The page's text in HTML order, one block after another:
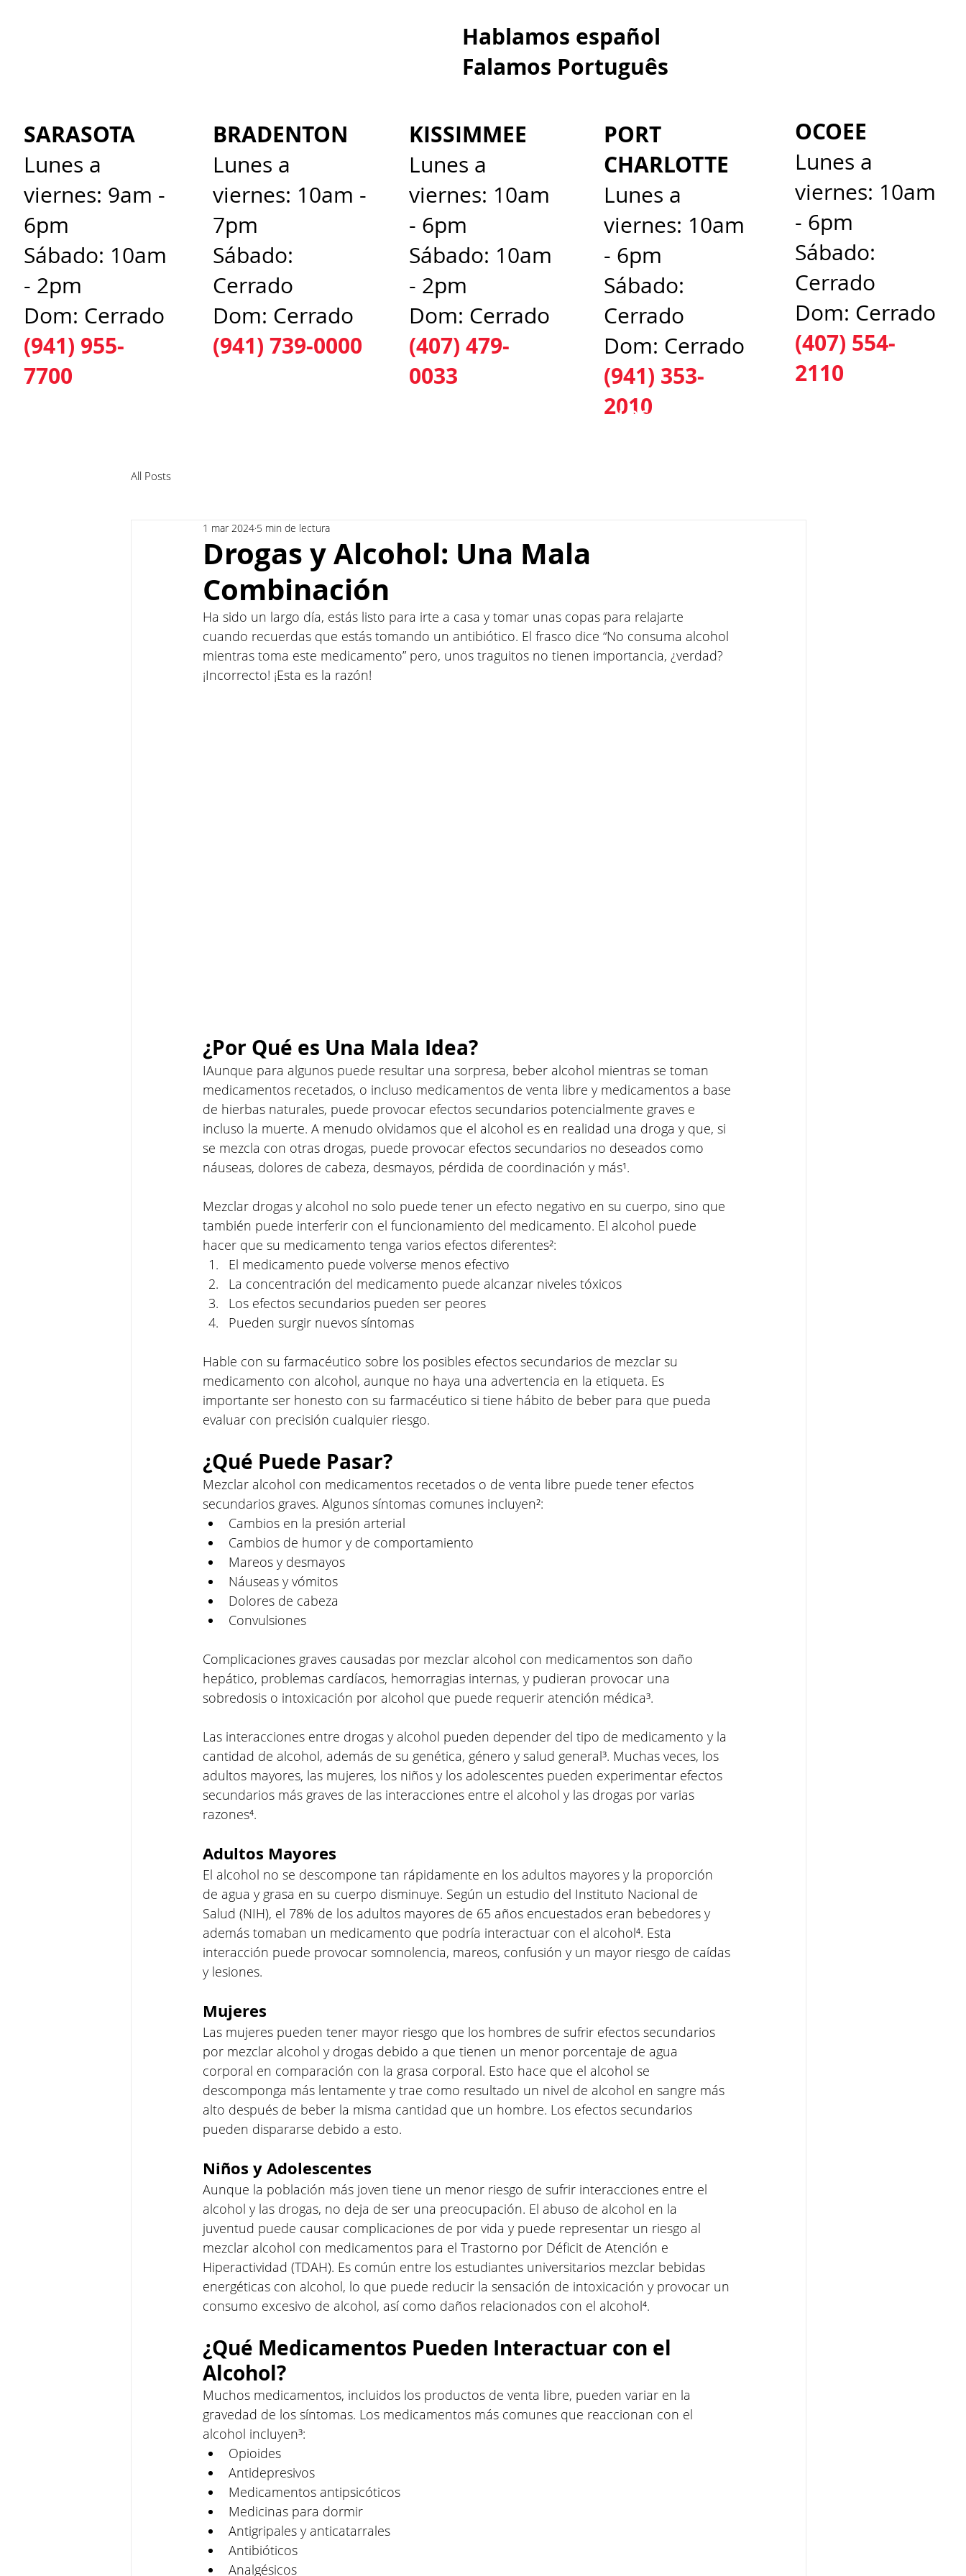
BRADENTON
Lunes a
viernes: 10am -
7pm
Sábado:
Cerrado
Dom: Cerrado
(941) 739-0000
KISSIMMEE
Lunes a
viernes: 10am
- 6pm
Sábado: 10am
- 2pm
Dom: Cerrado
(407) 479-
0033
SARASOTA
Lunes a
viernes: 9am -
6pm
Sábado: 10am
- 2pm
Dom: Cerrado
(941) 955-
7700
PORT
CHARLOTTE
Lunes a
viernes: 10am
- 6pm
Sábado:
Cerrado
Dom: Cerrado
(941) 353-
2010
OCOEE
Lunes a
viernes: 10am
- 6pm
Sábado:
Cerrado
Dom: Cerrado
(407) 554-
2110
Hablamos español
Falamos Português​
LOCALIZACIONES
All Posts
Drogas y Alcohol: Una Mala
Combinación
1 mar 2024 5 min de lectura
Ha sido un largo día, estás listo para irte a casa y tomar unas copas para relajarte
cuando recuerdas que estás tomando un antibiótico. El frasco dice “No consuma alcohol
mientras toma este medicamento” pero, unos traguitos no tienen importancia, ¿verdad?
¡Incorrecto! ¡Esta es la razón!
¿Por Qué es Una Mala Idea?
IAunque para algunos puede resultar una sorpresa, beber alcohol mientras se toman
medicamentos recetados, o incluso medicamentos de venta libre y medicamentos a base
de hierbas naturales, puede provocar efectos secundarios potencialmente graves e
incluso la muerte. A menudo olvidamos que el alcohol es en realidad una droga y que, si
se mezcla con otras drogas, puede provocar efectos secundarios no deseados como
náuseas, dolores de cabeza, desmayos, pérdida de coordinación y más¹.
Mezclar drogas y alcohol no solo puede tener un efecto negativo en su cuerpo, sino que
también puede interferir con el funcionamiento del medicamento. El alcohol puede
hacer que su medicamento tenga varios efectos diferentes²:
El medicamento puede volverse menos efectivo
La concentración del medicamento puede alcanzar niveles tóxicos
Los efectos secundarios pueden ser peores
Pueden surgir nuevos síntomas
Hable con su farmacéutico sobre los posibles efectos secundarios de mezclar su
medicamento con alcohol, aunque no haya una advertencia en la etiqueta. Es
importante ser honesto con su farmacéutico si tiene hábito de beber para que pueda
evaluar con precisión cualquier riesgo.
¿Qué Puede Pasar?
Mezclar alcohol con medicamentos recetados o de venta libre puede tener efectos
secundarios graves. Algunos síntomas comunes incluyen²:
Cambios en la presión arterial
Cambios de humor y de comportamiento
Mareos y desmayos
Náuseas y vómitos
Dolores de cabeza
Convulsiones
Complicaciones graves causadas por mezclar alcohol con medicamentos son daño
hepático, problemas cardíacos, hemorragias internas, y pudieran provocar una
sobredosis o intoxicación por alcohol que puede requerir atención médica³.
Las interacciones entre drogas y alcohol pueden depender del tipo de medicamento y la
cantidad de alcohol, además de su genética, género y salud general³. Muchas veces, los
adultos mayores, las mujeres, los niños y los adolescentes pueden experimentar efectos
secundarios más graves de las interacciones entre el alcohol y las drogas por varias
razones⁴.
Adultos Mayores
El alcohol no se descompone tan rápidamente en los adultos mayores y la proporción
de agua y grasa en su cuerpo disminuye. Según un estudio del Instituto Nacional de
Salud (NIH), el 78% de los adultos mayores de 65 años encuestados eran bebedores y
además tomaban un medicamento que podría interactuar con el alcohol⁴. Esta
interacción puede provocar somnolencia, mareos, confusión y un mayor riesgo de caídas
y lesiones.
Mujeres
Las mujeres pueden tener mayor riesgo que los hombres de sufrir efectos secundarios
por mezclar alcohol y drogas debido a que tienen un menor porcentaje de agua
corporal en comparación con la grasa corporal. Esto hace que el alcohol se
descomponga más lentamente y trae como resultado un nivel de alcohol en sangre más
alto después de beber la misma cantidad que un hombre. Los efectos secundarios
pueden dispararse debido a esto.
Niños y Adolescentes
Aunque la población más joven tiene un menor riesgo de sufrir interacciones entre el
alcohol y las drogas, no deja de ser una preocupación. El abuso de alcohol en la
juventud puede causar complicaciones de por vida y puede representar un riesgo al
mezclar alcohol con medicamentos para el Trastorno por Déficit de Atención e
Hiperactividad (TDAH). Es común entre los estudiantes universitarios mezclar bebidas
energéticas con alcohol, lo que puede reducir la sensación de intoxicación y provocar un
consumo excesivo de alcohol, así como daños relacionados con el alcohol⁴.
¿Qué Medicamentos Pueden Interactuar con el
Alcohol?
Muchos medicamentos, incluidos los productos de venta libre, pueden variar en la
gravedad de los síntomas. Los medicamentos más comunes que reaccionan con el
alcohol incluyen³:
Opioides
Antidepresivos
Medicamentos antipsicóticos
Medicinas para dormir
Antigripales y anticatarrales
Antibióticos
Analgésicos